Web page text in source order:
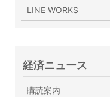
LINE WORKS
経済ニュース
購読案内